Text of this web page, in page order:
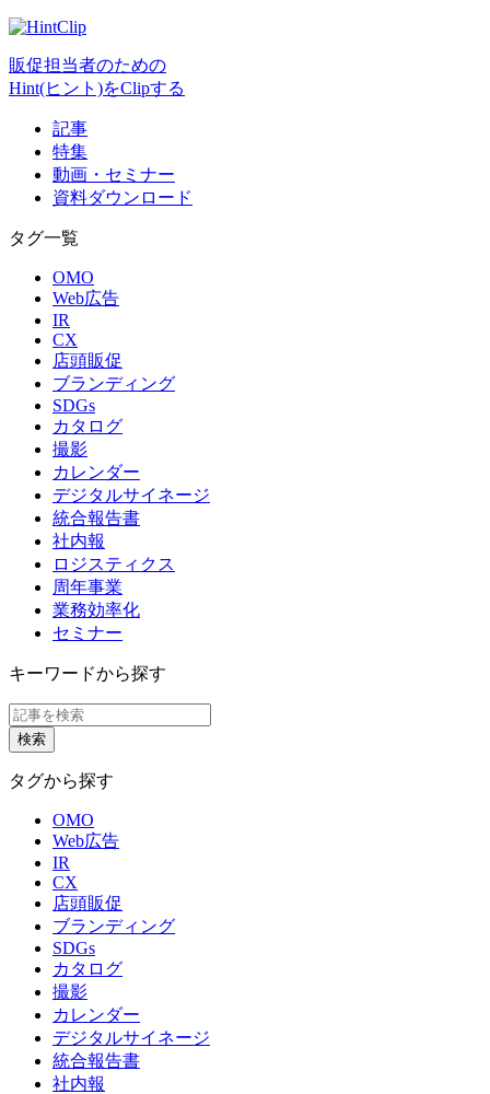
販促担当者のための
Hint(ヒント)をClipする
記事
特集
動画・セミナー
資料ダウンロード
タグ一覧
OMO
Web広告
IR
CX
店頭販促
ブランディング
SDGs
カタログ
撮影
カレンダー
デジタルサイネージ
統合報告書
社内報
ロジスティクス
周年事業
業務効率化
セミナー
キーワードから探す
タグから探す
OMO
Web広告
IR
CX
店頭販促
ブランディング
SDGs
カタログ
撮影
カレンダー
デジタルサイネージ
統合報告書
社内報